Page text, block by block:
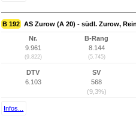
B 192 AS Zurow (A 20) - südl. Zurow,
Nr.
9.961
(9.822)
B-Rang
8.144
(5.745)
DTV
6.103
SV
568
(9,3%)
Infos...